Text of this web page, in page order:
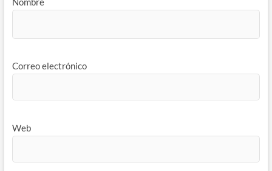
Correo electrónico
Web